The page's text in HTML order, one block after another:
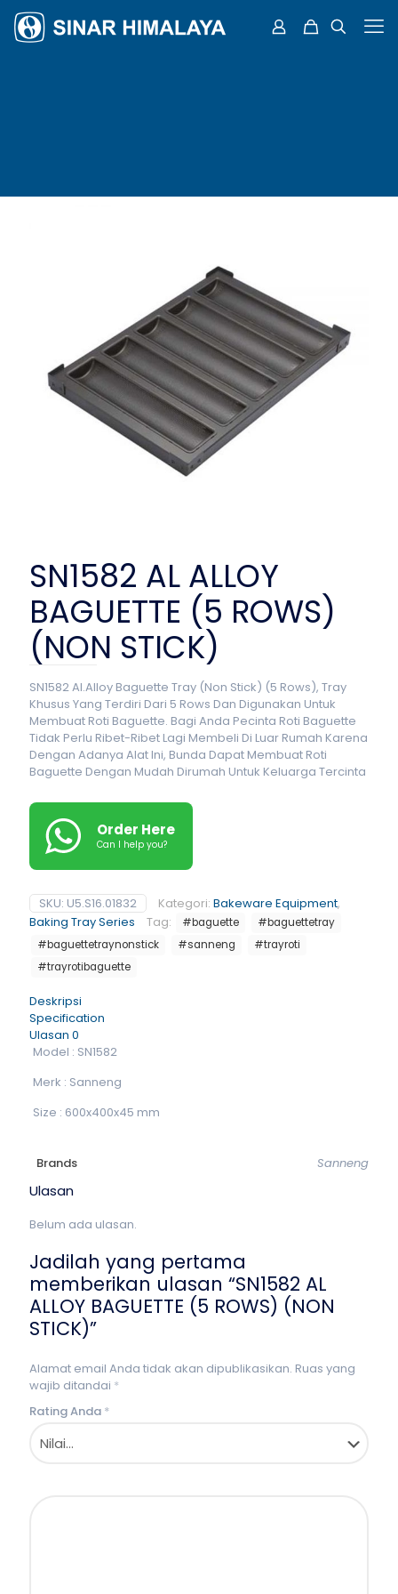
SN1582 AL ALLOY
BAGUETTE (5 ROWS)
(NON STICK)
SN1582 Al.Alloy Baguette Tray (Non Stick) (5 Rows), Tray
Khusus Yang Terdiri Dari 5 Rows Dan Digunakan Untuk
Membuat Roti Baguette. Bagi Anda Pecinta Roti Baguette
Tidak Perlu Ribet-Ribet Lagi Membeli Di Luar Rumah Karena
Dengan Adanya Alat Ini, Bunda Dapat Membuat Roti
Baguette Dengan Mudah Dirumah Untuk Keluarga Tercinta
Order Here
Can I help you?
SKU: U5.S16.01832 Kategori: Bakeware Equipment,
Baking Tray Series
Tag: #baguette
#baguettetray
#baguettetraynonstick
#sanneng
#trayroti
#trayrotibaguette
Deskripsi
Specification
Ulasan 0
Model : SN1582
Merk : Sanneng
Size : 600x400x45 mm
Brands Sanneng
Ulasan
Belum ada ulasan.
Jadilah yang pertama
memberikan ulasan “SN1582 AL
ALLOY BAGUETTE (5 ROWS) (NON
STICK)”
Alamat email Anda tidak akan dipublikasikan. Ruas yang
wajib ditandai *
Rating Anda *